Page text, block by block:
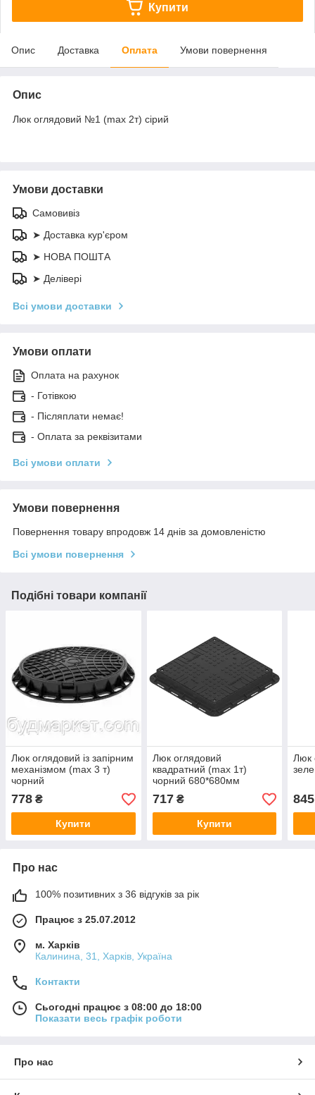
Купити
Опис Доставка Оплата Умови повернення
Опис
Люк оглядовий №1 (max 2т) сірий
Умови доставки
Самовивіз
➤ Доставка кур'єром
➤ НОВА ПОШТА
➤ Делівері
Всі умови доставки
Умови оплати
Оплата на рахунок
- Готівкою
- Післяплати немає!
- Оплата за реквізитами
Всі умови оплати
Умови повернення
Повернення товару впродовж 14 днів за домовленістю
Всі умови повернення
Подібні товари компанії
Люк оглядовий із запірним
механізмом (max 3 т)
чорний
778 ₴
Купити
Люк оглядовий
квадратний (max 1т)
чорний 680*680мм
717₴
Купити
Люк
845
Про нас
100% позитивних з 36 відгуків за рік
Працює з 25.07.2012
м. Харків
Калинина, 31, Харків, Україна
Контакти
Сьогодні працює з 08:00 до 18:00
Показати весь графік роботи
Про нас